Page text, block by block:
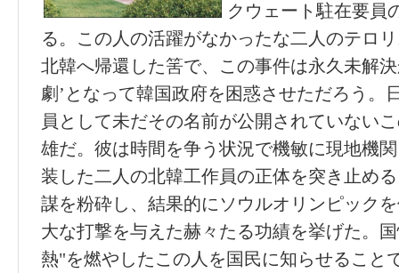
クウェート駐在要員
る。この人の活躍がなかったな二人のテロ
北韓へ帰還した筈で、この事件は永久未解
劇’となって韓国政府を困惑させただろう。
員として未だその名前が公開されていない
雄だ。彼は時間を争う状況で機敏に現地機
装した二人の北韓工作員の正体を突き止め
謀を粉砕し、結果的にソウルオリンピック
大な打撃を与えた赫々たる功績を挙げた。
熱"を燃やしたこの人を国民に知らせること